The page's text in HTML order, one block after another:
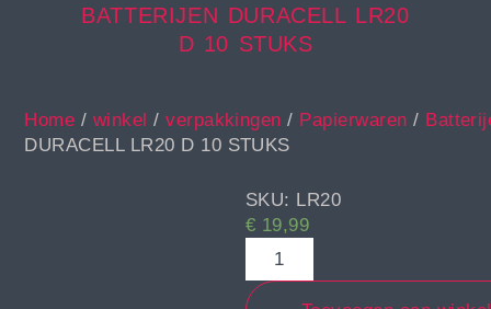
BATTERIJEN DURACELL LR20
D 10 STUKS
Home / winkel /verpakkingen / Papierwaren /
DURACELL LR20 D 10 STUKS
SKU: LR20
€ 19,99